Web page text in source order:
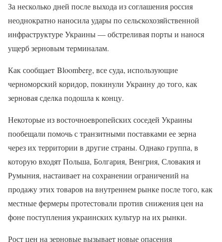
За несколько дней после выхода из соглашения россия
неоднократно наносила удары по сельскохозяйственной
инфраструктуре Украины — обстреливая порты и нанося
ущерб зерновым терминалам.
Как сообщает Bloomberg, все суда, использующие
черноморский коридор, покинули Украину до того, как
зерновая сделка подошла к концу.
Некоторые из восточноевропейских соседей Украины
пообещали помочь с транзитными поставками ее зерна
через их территории в другие страны. Однако группа, в
которую входят Польша, Болгария, Венгрия, Словакия и
Румыния, настаивает на сохранении ограничений на
продажу этих товаров на внутреннем рынке после того, как
местные фермеры протестовали против снижения цен на
фоне поступления украинских культур на их рынки.
Рост цен на зерновые вызывает новые опасения